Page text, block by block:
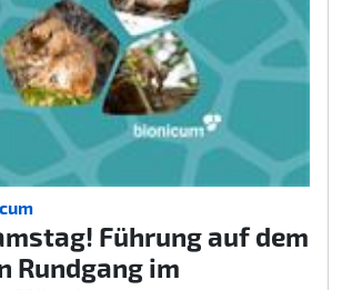
Führung auf dem
Rundgang im